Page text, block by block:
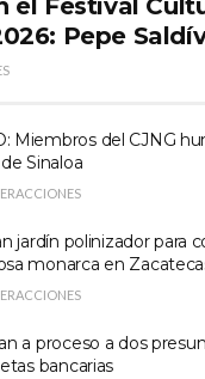
el Festival
Pepe
Miembros del CJNG
Sinaloa
jardín polinizador para
monarca en
a proceso a dos
bancarias